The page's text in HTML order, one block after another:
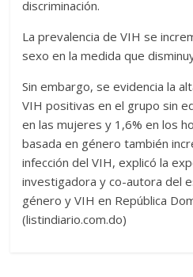
discriminación.
La prevalencia de VIH se
sexo en la medida que
Sin embargo, se evidencia la
VIH positivas en el grupo sin
en las mujeres y 1,6% en los
basada en género también
infección del VIH, explicó la
investigadora y co-autora del
género y VIH en República
(listindiario.com.do)